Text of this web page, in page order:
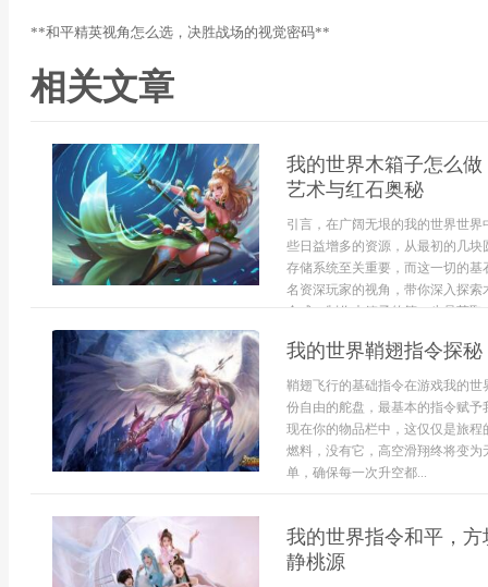
**和平精英视角怎么选，决胜战场的视觉密码**
相关文章
我的世界木箱子怎么
艺术与红石奥秘
引言，在广阔无垠的我的世界世
些日益增多的资源，从最初的几
存储系统至关重要，而这一切的
名资深玩家的视角，带你深入探
合成。制作木箱子的第一步是获取
我的世界鞘翅指令探
鞘翅飞行的基础指令在游戏我的
份自由的舵盘，最基本的指令赋
现在你的物品栏中，这仅仅是旅
燃料，没有它，高空滑翔终将变
单，确保每一次升空都...
我的世界指令和平，
静桃源